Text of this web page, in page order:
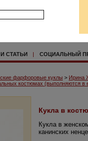
СТАТЬИ | СОЦИАЛЬНЫЙ
фарфоровые куклы > Ирина
костюмах (выполняются в
Кукла в
Кукла в
канинских